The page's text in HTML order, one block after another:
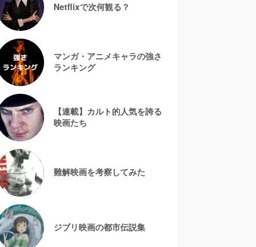
Netflixで次何観る？
マンガ・アニメキャラの強さ
ランキング
【連載】カルト的人気を誇る
映画たち
難解映画を考察してみた
ジブリ映画の都市伝説集